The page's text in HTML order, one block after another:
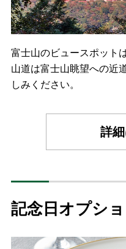
富士山のビュースポット
山道は富士山眺望への近
しみください。
詳
記念日オプシ